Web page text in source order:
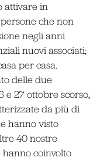
attivare in
che non
negli anni
nuovi associati;
per casa.
delle due
e 27 ottobre scorso,
da più di
hanno visto
40 nostre
coinvolto